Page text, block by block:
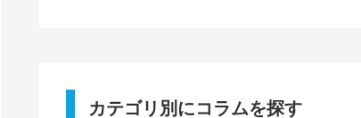
カテゴリ別にコラムを探す